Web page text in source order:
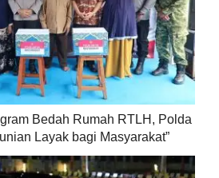
Bedah Rumah RTLH, Polda
Layak bagi Masyarakat”